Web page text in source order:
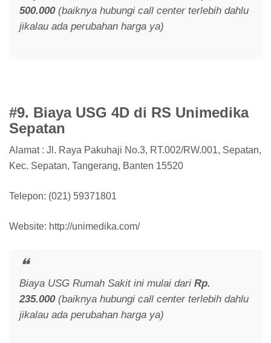
500.000 (baiknya hubungi call center terlebih dahlu
jikalau ada perubahan harga ya)
#9. Biaya USG 4D di RS Unimedika
Sepatan
Alamat : Jl. Raya Pakuhaji No.3, RT.002/RW.001, Sepatan,
Kec. Sepatan, Tangerang, Banten 15520
Telepon: (021) 59371801
Website: http://unimedika.com/
Biaya USG Rumah Sakit ini mulai dari Rp.
235.000 (baiknya hubungi call center terlebih dahlu
jikalau ada perubahan harga ya)